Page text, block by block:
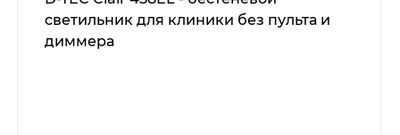
светильник для клиники без пульта и
диммера